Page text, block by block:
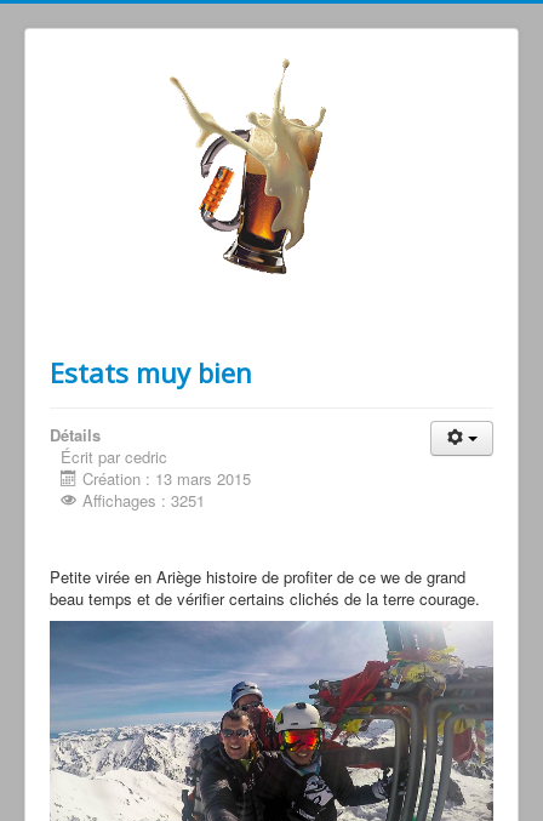
Estats muy bien
Détails
Écrit par cedric
Création : 13 mars 2015
Affichages : 3251
Petite virée en Ariège histoire de profiter de ce we de grand
beau temps et de vérifier certains clichés de la terre courage.